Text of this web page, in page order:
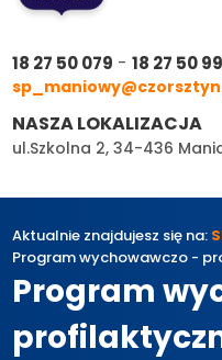
18 27 50 079 -18 27 50
NASZA LOKALIZACJA
ul.Szkolna 2, 34-436
Aktualnie znajdujesz się na:
Program wychowawczo -
Program